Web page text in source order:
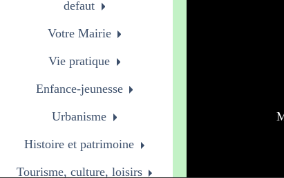
defaut
Votre Mairie
Vie pratique
Enfance-jeunesse
Urbanisme
Histoire et patrimoine
Tourisme, culture, loisirs